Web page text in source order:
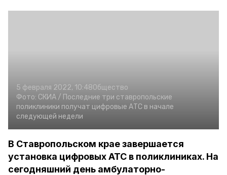
5 февраля 2022, 10:48Общество
Фото: СКИА / Последние три ставропольские
поликлиники получат цифровые АТС в начале
следующей недели
В Ставропольском крае завершается
установка цифровых АТС в поликлиниках. На
сегодняшний день амбулаторно-